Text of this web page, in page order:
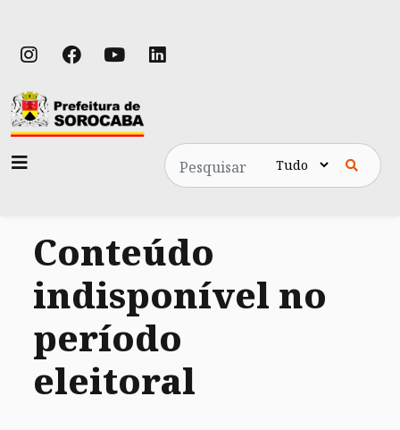
Pesquisa
Conteúdo
indisponível no
período
eleitoral